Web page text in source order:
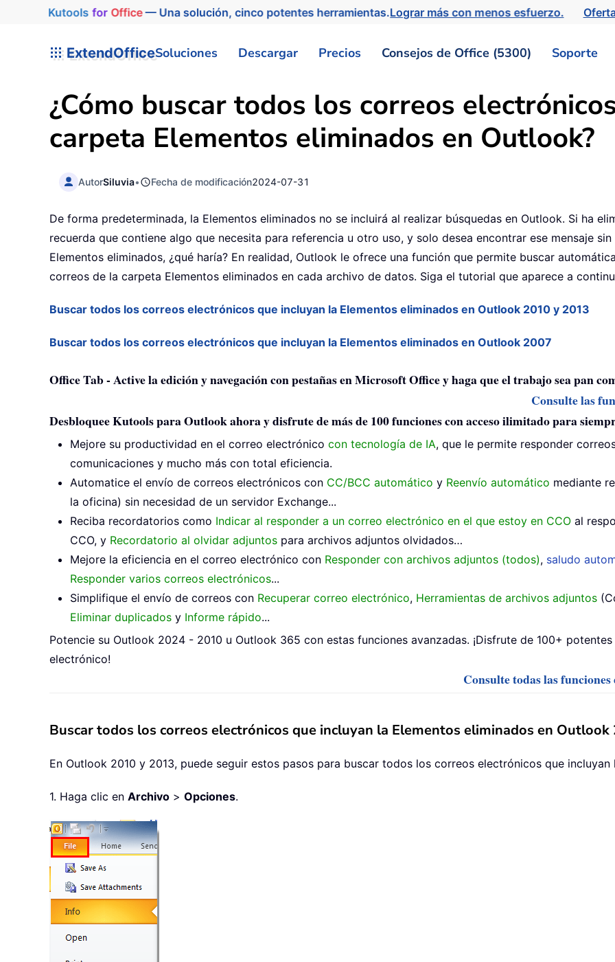
Kutools for Office— Una solución, cinco potentes herramientas.Lograr más con menos esfuerzo.
ExtendOfficeSoluciones Descargar Precios Consejos de Office (5300) Soporte
¿Cómo buscar todos los correos
carpeta Elementos eliminados en Outlook?
AutorSiluvia• Fecha de modificación2024-07-31
De forma predeterminada, la Elementos eliminados no se incluirá al realizar búsquedas en Outlook. Si ha
recuerda que contiene algo que necesita para referencia u otro uso, y solo desea encontrar ese mensaje
Elementos eliminados, ¿qué haría? En realidad, Outlook le ofrece una función que permite buscar
correos de la carpeta Elementos eliminados en cada archivo de datos. Siga el tutorial que aparece a
Buscar todos los correos electrónicos que incluyan la Elementos eliminados en Outlook 2010 y 2013
Buscar todos los correos electrónicos que incluyan la Elementos eliminados en Outlook 2007
Office Tab - Active la edición y navegación con pestañas en Microsoft Office y haga que el trabajo sea pan
Consulte las
Desbloquee Kutools para Outlook ahora y disfrute de más de 100 funciones con acceso ilimitado para
Mejore su productividad en el correo electrónico con tecnología de IA, que le permite responder
comunicaciones y mucho más con total eficiencia.
Automatice el envío de correos electrónicos con CC/BCC automático y Reenvío automático mediante
la oficina) sin necesidad de un servidor Exchange...
Reciba recordatorios como Indicar al responder a un correo electrónico en el que estoy en CCO al
CCO, y Recordatorio al olvidar adjuntos para archivos adjuntos olvidados…
Mejore la eficiencia en el correo electrónico con Responder con archivos adjuntos (todos), saludo
Responder varios correos electrónicos...
Simplifique el envío de correos con Recuperar correo electrónico, Herramientas de archivos adjuntos
Eliminar duplicados y Informe rápido...
Potencie su Outlook 2024 - 2010 u Outlook 365 con estas funciones avanzadas. ¡Disfrute de 100+
electrónico!
Consulte todas las
Buscar todos los correos electrónicos que incluyan la Elementos eliminados en Outlook
En Outlook 2010 y 2013, puede seguir estos pasos para buscar todos los correos electrónicos que
1. Haga clic en Archivo > Opciones.